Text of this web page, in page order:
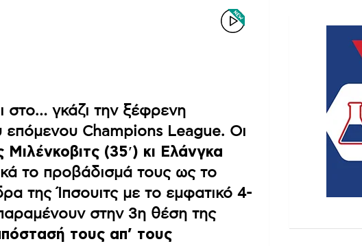
στο… γκάζι την ξέφρενη
επόμενου Champions League. Οι
(35′) κι Ελάνγκα
το προβάδισμά τους ως το
της Ίπσουιτς με το εμφατικό 4-
στην 3η θέση της
τους απ’ τους